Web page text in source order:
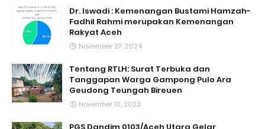
Dr. Iswadi : Kemenangan Bustami Hamzah-
Fadhil Rahmi merupakan Kemenangan
Rakyat Aceh
November 27, 2024
Tentang RTLH: Surat Terbuka dan
Tanggapan Warga Gampong Pulo Ara
Geudong Teungah Bireuen
November 10, 2023